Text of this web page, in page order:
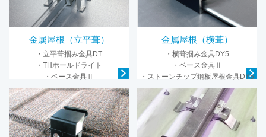
金属屋根（立平葺）
・立平葺掴み金具DT
・THホールドライト
・ベース金具Ⅱ
金属屋根（横葺）
・横葺掴み金具DY5
・ベース金具Ⅱ
・ストーンチップ鋼板屋根金具DY5